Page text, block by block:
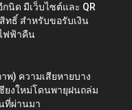
นิด มีเว็บไซต์และ QR
ทธิ์ สำหรับขอรับเงิน
ฟฟ้าคืน
พ) ความเสียหายบาง
ยงใหม่โดนพายุฝนถล่ม
ที่ผ่านมา